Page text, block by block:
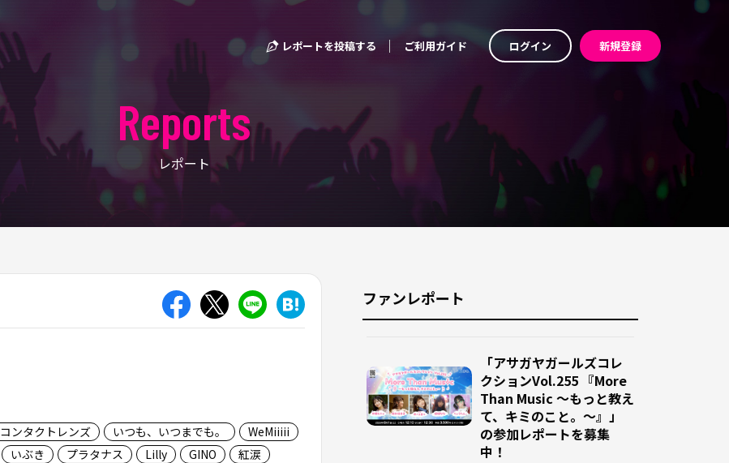
レポートを投稿する ご利用ガイド ログイン 新規登録
Reports
レポート
コンタクトレンズ いつも、いつまでも。
WeMiiiii
いぶき プラタナス Lilly GINO
紅涙
ファンレポート
「アサガヤガールズコレ
クションVol.255 『More
Than Music ～もっと教え
て、キミのこと。～』」
の参加レポートを募集
中！